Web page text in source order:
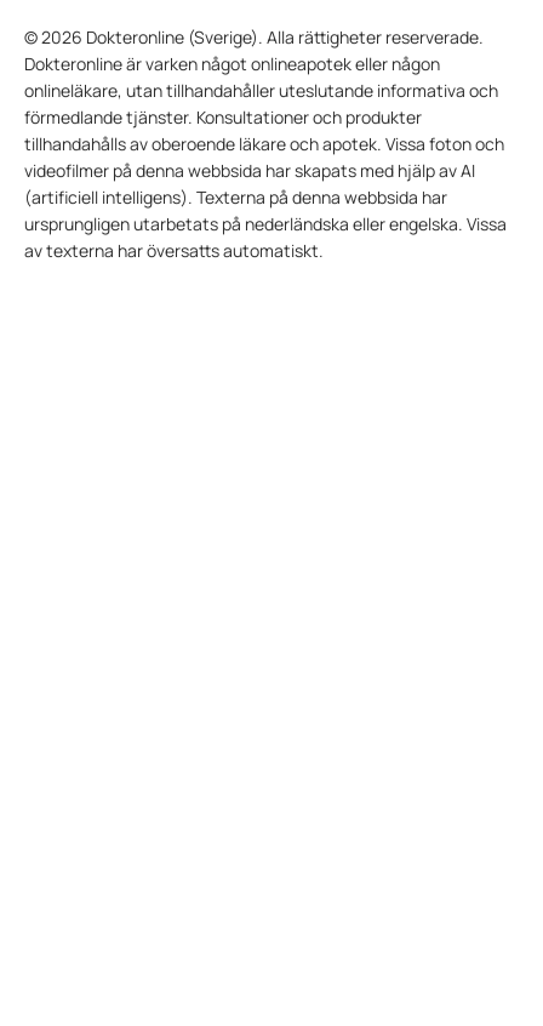
© 2026 Dokteronline (Sverige). Alla rättigheter reserverade.
Dokteronline är varken något onlineapotek eller någon
onlineläkare, utan tillhandahåller uteslutande informativa och
förmedlande tjänster. Konsultationer och produkter
tillhandahålls av oberoende läkare och apotek. Vissa foton och
videofilmer på denna webbsida har skapats med hjälp av AI
(artificiell intelligens). Texterna på denna webbsida har
ursprungligen utarbetats på nederländska eller engelska. Vissa
av texterna har översatts automatiskt.